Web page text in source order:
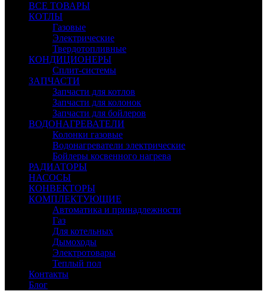
ВСЕ ТОВАРЫ
КОТЛЫ
Газовые
Электрические
Твердотопливные
КОНДИЦИОНЕРЫ
Сплит-системы
ЗАПЧАСТИ
Запчасти для котлов
Запчасти для колонок
Запчасти для бойлеров
ВОДОНАГРЕВАТЕЛИ
Колонки газовые
Водонагреватели электрические
Бойлеры косвенного нагрева
РАДИАТОРЫ
НАСОСЫ
КОНВЕКТОРЫ
КОМПЛЕКТУЮЩИЕ
Автоматика и принадлежности
Газ
Для котельных
Дымоходы
Электротовары
Теплый пол
Контакты
Блог